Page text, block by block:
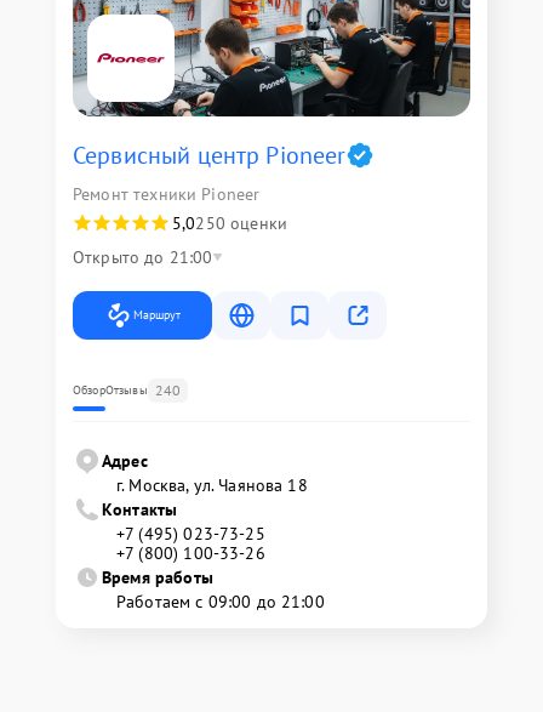
Сервисный центр Pioneer
Ремонт техники Pioneer
5,0250 оценки
Открыто до 21:00
Маршрут
ОбзорОтзывы 240
Адрес
г. Москва, ул. Чаянова 18
Контакты
+7 (495) 023-73-25
+7 (800) 100-33-26
Время работы
Работаем с 09:00 до 21:00